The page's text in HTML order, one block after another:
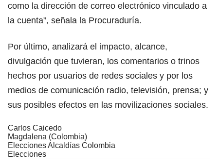
como la dirección de correo electrónico vinculado a
la cuenta”, señala la Procuraduría.
Por último, analizará el impacto, alcance,
divulgación que tuvieran, los comentarios o trinos
hechos por usuarios de redes sociales y por los
medios de comunicación radio, televisión, prensa; y
sus posibles efectos en las movilizaciones sociales.
Carlos Caicedo
Magdalena (Colombia)
Elecciones Alcaldías Colombia
Elecciones